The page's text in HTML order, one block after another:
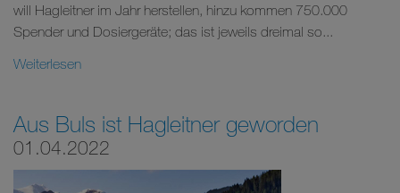
will Hagleitner im Jahr herstellen, hinzu kommen 750.000
Spender und Dosiergeräte; das ist jeweils dreimal so...
Weiterlesen
Aus Buls ist Hagleitner geworden
01.04.2022